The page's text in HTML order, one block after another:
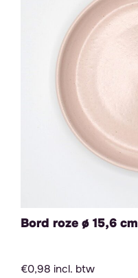
Bord roze ø 15,6 cm
€0,98 incl. btw